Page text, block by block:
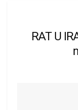
RAT U